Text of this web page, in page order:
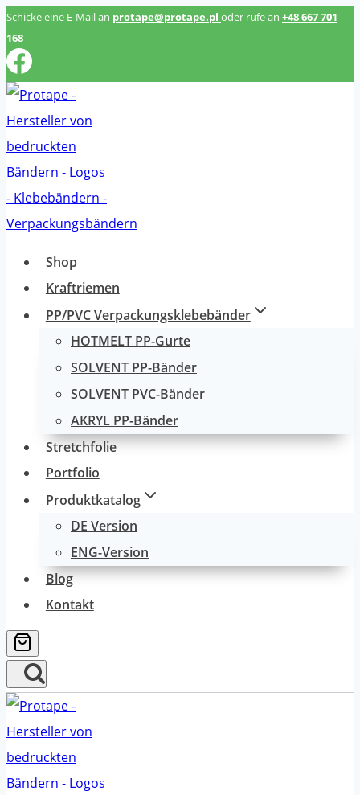
Zum
Inhalt
springen
Schicke eine E-Mail an protape@protape.pl oder rufe an +48 667 701
168
Shop
Kraftriemen
PP/PVC Verpackungsklebebänder
HOTMELT PP-Gurte
SOLVENT PP-Bänder
SOLVENT PVC-Bänder
AKRYL PP-Bänder
Stretchfolie
Portfolio
Produktkatalog
DE Version
ENG-Version
Blog
Kontakt